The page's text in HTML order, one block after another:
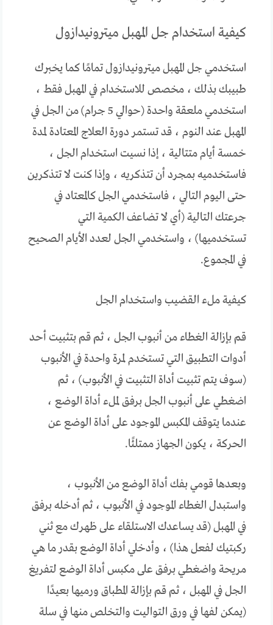
كيفية استخدام جل المهبل ميترونيدازول
استخدمي جل المهبل ميترونيدازول تمامًا كما يخبرك
طبيبك بذلك ، مخصص للاستخدام في المهبل فقط ،
استخدمي ملعقة واحدة (حوالي 5 جرام) من الجل في
المهبل عند النوم ، قد تستمر دورة العلاج المعتادة لمدة
خمسة أيام متتالية ، إذا نسيت استخدام الجل ،
فاستخدميه بمجرد أن تتذكريه ، وإذا كنت لا تتذكرين
حتى اليوم التالي ، فاستخدمي الجل كالمعتاد في
جرعتك التالية (أي لا تضاعف الكمية التي
تستخدميها) ، واستخدمي الجل لعدد الأيام الصحيح
في المجموع.
كيفية ملء القضيب واستخدام الجل
قم بإزالة الغطاء من أنبوب الجل ، ثم قم بتثبيت أحد
أدوات التطبيق التي تستخدم لمرة واحدة في الأنبوب
(سوف يتم تثبيت أداة التثبيت في الأنبوب) ، ثم
اضغطي على أنبوب الجل برفق لملء أداة الوضع ،
عندما يتوقف المكبس الموجود على أداة الوضع عن
الحركة ، يكون الجهاز ممتلئًا.
وبعدها قومي بفك أداة الوضع من الأنبوب ،
واستبدل الغطاء الموجود في الأنبوب ، ثم أدخله برفق
في المهبل (قد يساعدك الاستلقاء على ظهرك مع ثني
ركبتيك لفعل هذا) ، وأدخلي أداة الوضع بقدر ما هي
مريحة واضغطي برفق على مكبس أداة الوضع لتفريغ
الجل في المهبل ، ثم قم بإزالة المطباق ورميها بعيدًا
(يمكن لفها في ورق التواليت والتخلص منها في سلة